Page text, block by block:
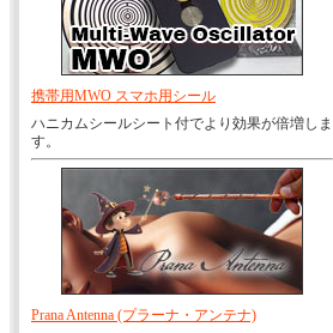
携帯用MWO スマホ用シール
ハニカムシールシート付でより効果が倍増しま
す。
Prana Antenna (プラーナ・アンテナ)